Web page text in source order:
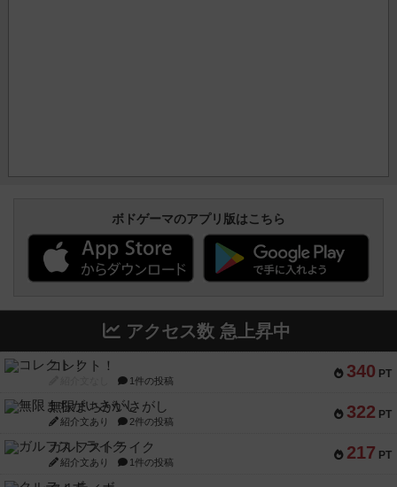
ボドゲーマのアプリ版はこちら
アクセス数 急上昇中
340 PT
コレクト！
1件の投稿
322 PT
無限まちがいさがし
紹介文あり 2件の投稿
217 PT
ガルフストライク
紹介文あり 1件の投稿